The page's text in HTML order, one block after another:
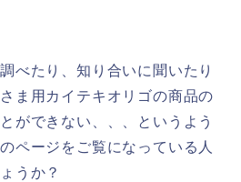
べたり、知り合いに聞いたり
ま用カイテキオリゴの商品の
ができない、、、というよう
ページをご覧になっている人
うか？